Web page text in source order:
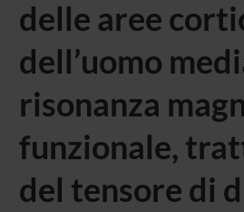
delle aree
dell’uomo
risonanza
funzionale,
del tensore di